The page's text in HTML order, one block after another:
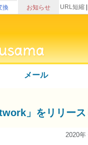
換 お知らせ URL短縮
メール
」をリリース
2020年